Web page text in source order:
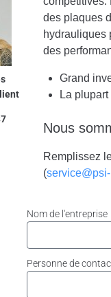
des plaques
hydrauliques
des
Grand
La
Nous
Remplissez
(
Nom de l'entreprise
Personne de